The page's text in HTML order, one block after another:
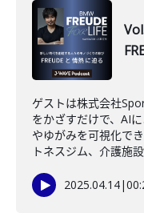
ゲストは株式会社
をかざすだけで、AI
やゆがみを可視化で
トネスジム、介護施
2025.04.14|